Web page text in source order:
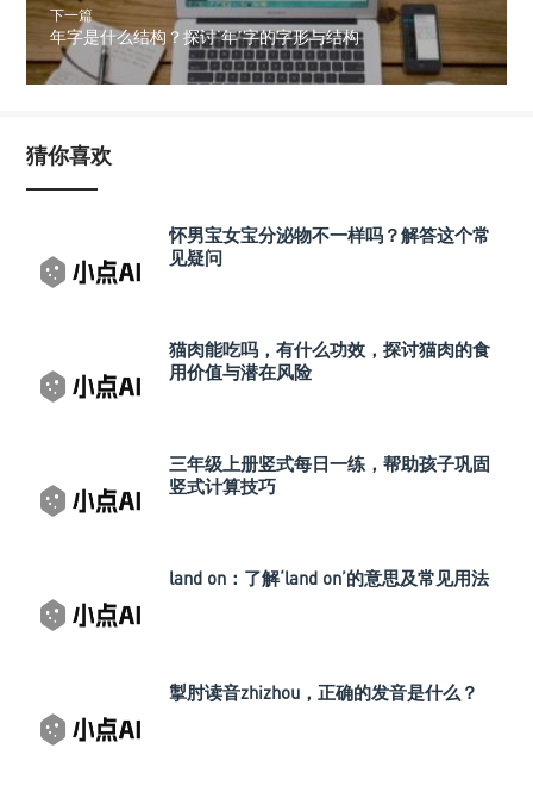
下一篇
年字是什么结构？探讨‘年’字的字形与结构
猜你喜欢
怀男宝女宝分泌物不一样吗？解答这个常
见疑问
猫肉能吃吗，有什么功效，探讨猫肉的食
用价值与潜在风险
三年级上册竖式每日一练，帮助孩子巩固
竖式计算技巧
land on：了解‘land on’的意思及常见用法
掣肘读音zhizhou，正确的发音是什么？